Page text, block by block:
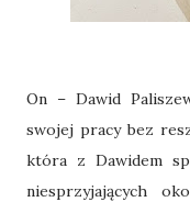
On – Dawid
swojej pracy bez
która z Dawidem
niesprzyjających